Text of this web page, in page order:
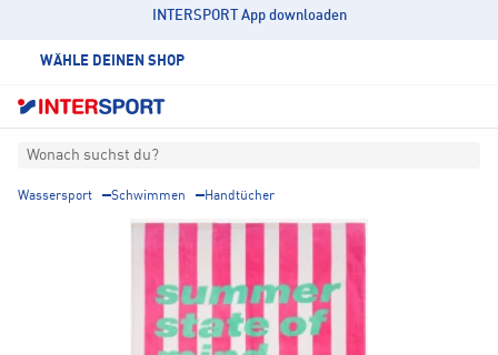
INTERSPORT App downloaden
WÄHLE DEINEN SHOP
Wonach suchst du?
Wassersport Schwimmen Handtücher